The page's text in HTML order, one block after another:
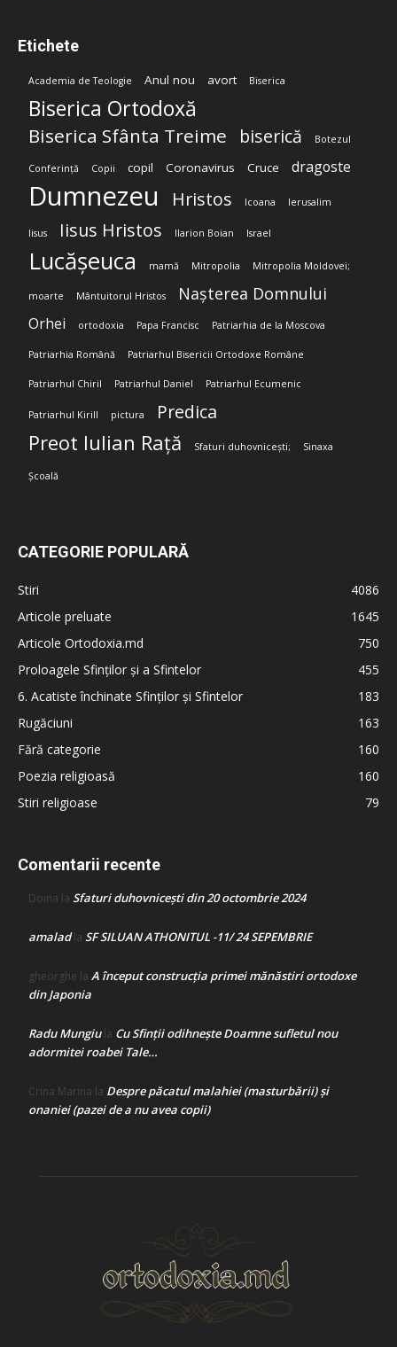
Etichete
Academia de Teologie Anul nou avort Biserica
Biserica Ortodoxă
Biserica Sfânta Treime biserică Botezul
Conferință Copii copil Coronavirus Cruce dragoste
Dumnezeu Hristos Icoana Ierusalim
Iisus Iisus Hristos Ilarion Boian Israel
Lucășeuca mamă Mitropolia Mitropolia Moldovei;
moarte Mântuitorul Hristos Nașterea Domnului
Orhei ortodoxia Papa Francisc Patriarhia de la Moscova
Patriarhia Română Patriarhul Bisericii Ortodoxe Române
Patriarhul Chiril Patriarhul Daniel Patriarhul Ecumenic
Patriarhul Kirill pictura Predica
Preot Iulian Rață Sfaturi duhovnicești; Sinaxa
Școală
CATEGORIE POPULARĂ
Stiri
4086
Articole preluate
1645
Articole Ortodoxia.md
750
Proloagele Sfinților și a Sfintelor
455
6. Acatiste închinate Sfinților și Sfintelor
183
Rugăciuni
163
Fără categorie
160
Poezia religioasă
160
Stiri religioase
79
Comentarii recente
Doina la Sfaturi duhovnicești din 20 octombrie 2024
amaladla SF SILUAN ATHONITUL -11/ 24 SEPEMBRIE
gheorghe la A început construcţia primei mănăstiri ortodoxe
din Japonia
Radu Mungiula Cu Sfinții odihnește Doamne sufletul nou
adormitei roabei Tale…
Crina Marina la Despre păcatul malahiei (masturbării) şi
onaniei (pazei de a nu avea copii)